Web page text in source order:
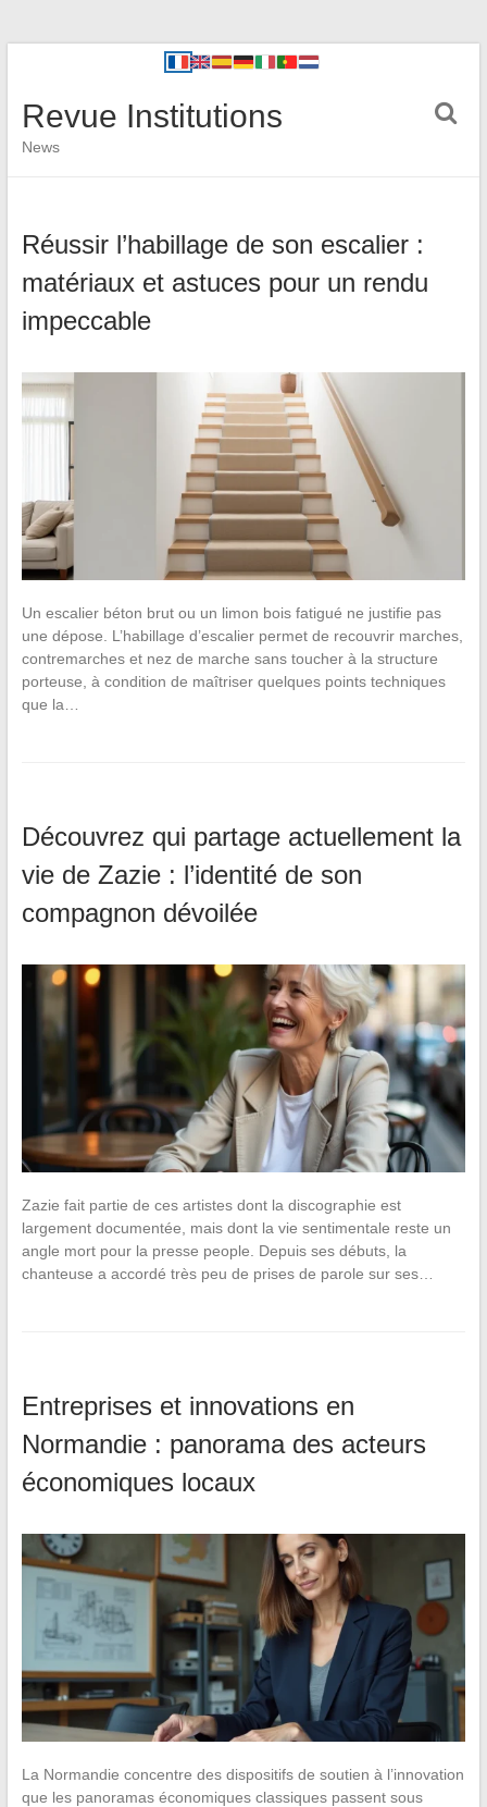
Revue Institutions
News
Réussir l’habillage de son escalier :
matériaux et astuces pour un rendu
impeccable
Un escalier béton brut ou un limon bois fatigué ne justifie pas
une dépose. L’habillage d’escalier permet de recouvrir marches,
contremarches et nez de marche sans toucher à la structure
porteuse, à condition de maîtriser quelques points techniques
que la…
Découvrez qui partage actuellement la
vie de Zazie : l’identité de son
compagnon dévoilée
Zazie fait partie de ces artistes dont la discographie est
largement documentée, mais dont la vie sentimentale reste un
angle mort pour la presse people. Depuis ses débuts, la
chanteuse a accordé très peu de prises de parole sur ses…
Entreprises et innovations en
Normandie : panorama des acteurs
économiques locaux
La Normandie concentre des dispositifs de soutien à l’innovation
que les panoramas économiques classiques passent sous